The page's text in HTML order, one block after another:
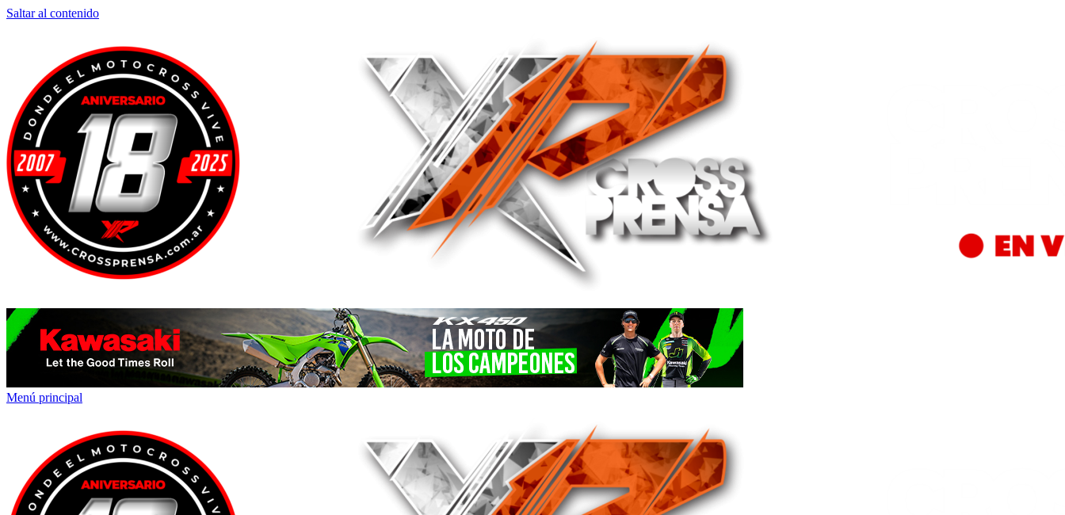
Saltar al contenido
Menú principal